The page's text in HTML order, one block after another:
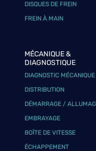
DISQUES DE FREIN
FREIN À MAIN
MÉCANIQUE &
DIAGNOSTIQUE
DIAGNOSTIC MÉCANIQUE
DISTRIBUTION
DÉMARRAGE /
EMBRAYAGE
BOÎTE DE VITESSE
ÉCHAPPEMENT